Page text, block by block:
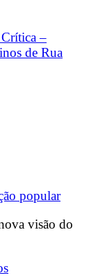
–
de Rua
popular
visão do